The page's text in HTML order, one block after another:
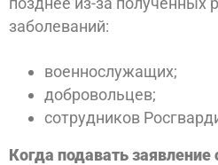
заболеваний:
военнослужащих;
добровольцев;
сотрудников
Когда подавать заявление